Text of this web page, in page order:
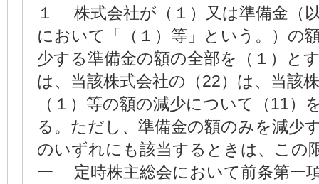
１ 株式会社が（１）又は準備金（
において「（１）等」という。）の
少する準備金の額の全部を（１）と
は、当該株式会社の（22）は、当該
（１）等の額の減少について（11）
る。ただし、準備金の額のみを減少
のいずれにも該当するときは、この
一 定時株主総会において前条第